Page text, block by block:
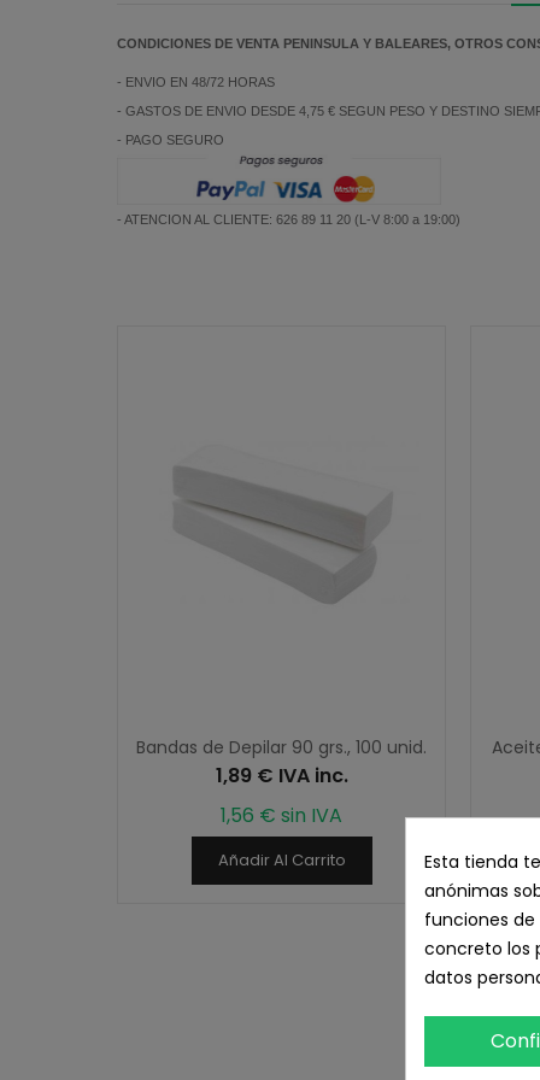
CONDICIONES DE VENTA PENINSULA Y BALEARES, OTROS
- ENVIO EN 48/72 HORAS
- GASTOS DE ENVIO DESDE 4,75 € SEGUN PESO Y DESTINO
- PAGO SEGURO
- ATENCION AL CLIENTE: 626 89 11 20 (L-V 8:00 a 19:00)
Bandas de Depilar 90 grs., 100 unid.
1,89 € IVA inc.
1,56 € sin IVA
Añadir Al Carrito
Esta tienda
anónimas
funciones
concreto los
datos